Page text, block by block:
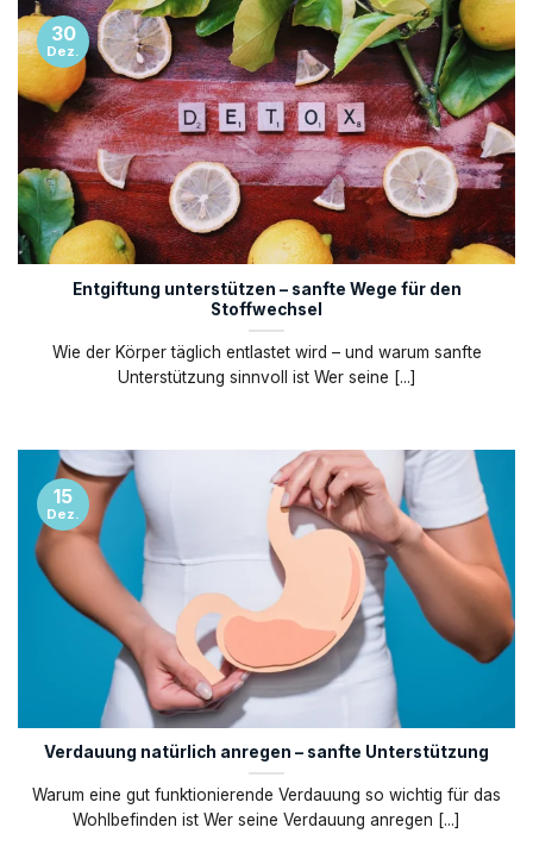
Entgiftung unterstützen – sanfte Wege für den
Stoffwechsel
Wie der Körper täglich entlastet wird – und warum sanfte
Unterstützung sinnvoll ist Wer seine [...]
30
Dez.
Verdauung natürlich anregen – sanfte Unterstützung
Warum eine gut funktionierende Verdauung so wichtig für das
Wohlbefinden ist Wer seine Verdauung anregen [...]
15
Dez.